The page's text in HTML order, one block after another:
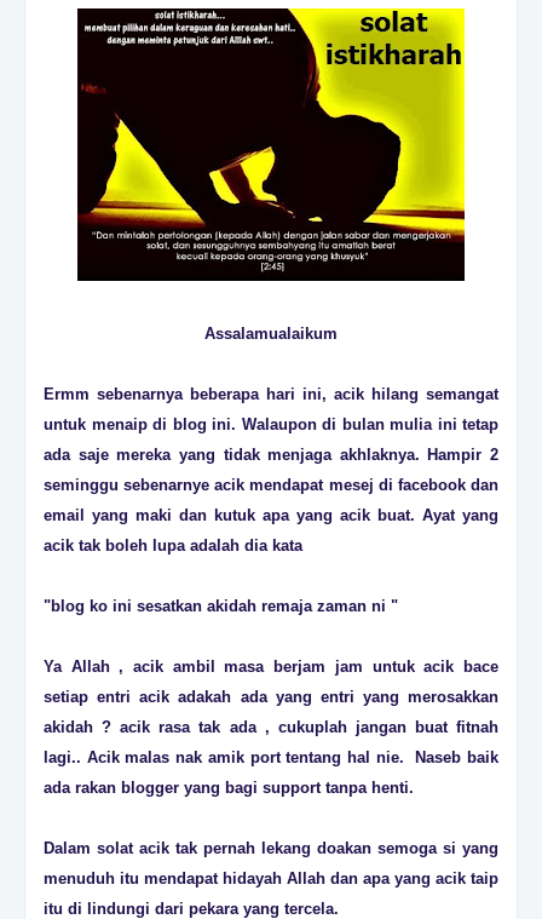
Assalamualaikum
Ermm sebenarnya beberapa hari ini, acik hilang semangat
untuk menaip di blog ini. Walaupon di bulan mulia ini tetap
ada saje mereka yang tidak menjaga akhlaknya. Hampir 2
seminggu sebenarnye acik mendapat mesej di facebook dan
email yang maki dan kutuk apa yang acik buat. Ayat yang
acik tak boleh lupa adalah dia kata
"blog ko ini sesatkan akidah remaja zaman ni "
Ya Allah , acik ambil masa berjam jam untuk acik bace
setiap entri acik adakah ada yang entri yang merosakkan
akidah ? acik rasa tak ada , cukuplah jangan buat fitnah
lagi.. Acik malas nak amik port tentang hal nie. Naseb baik
ada rakan blogger yang bagi support tanpa henti.
Dalam solat acik tak pernah lekang doakan semoga si yang
menuduh itu mendapat hidayah Allah dan apa yang acik taip
itu di lindungi dari pekara yang tercela.